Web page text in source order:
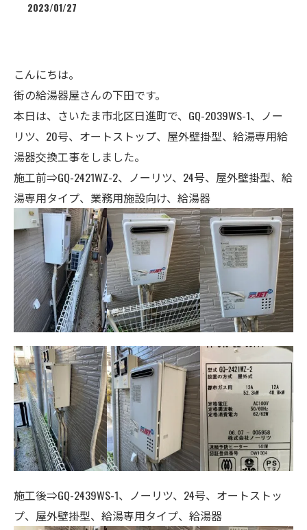
2023/01/27
こんにちは。
街の給湯器屋さんの下田です。
本日は、さいたま市北区日進町で、GQ-2039WS-1、ノー
リツ、20号、オートストップ、屋外壁掛型、給湯専用給
湯器交換工事をしました。
施工前⇒GQ-2421WZ-2、ノーリツ、24号、屋外壁掛型、給
湯専用タイプ、 業務用施設向け、 給湯器
施工後⇒GQ-2439WS-1、ノーリツ、24号、オートストッ
プ、 屋外壁掛型、給湯専用タイプ、給湯器